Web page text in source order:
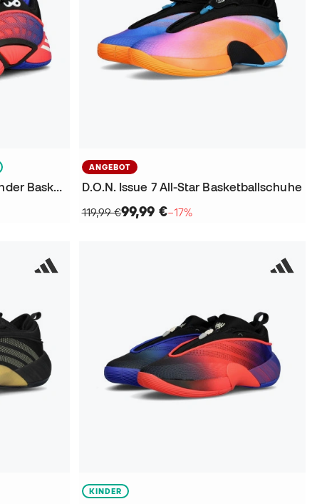
D.O.N. Issue 8 Spiderman Kinder Basketballschuhe
ANGEBOT
D.O.N. Issue 7 All-Star Basketballschuhe
119,99 €99,99 €−17%
KINDER